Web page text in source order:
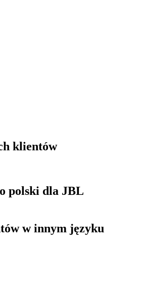
klientów
polski dla JBL
w innym języku